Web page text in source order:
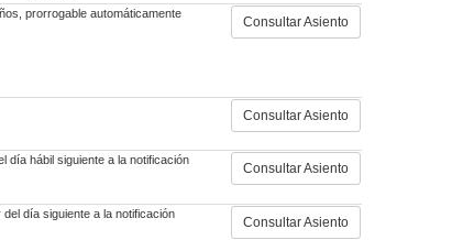
prorrogable automáticamente
Consultar Asiento
Consultar Asiento
día hábil siguiente a la notificación
Consultar Asiento
día siguiente a la notificación
Consultar Asiento